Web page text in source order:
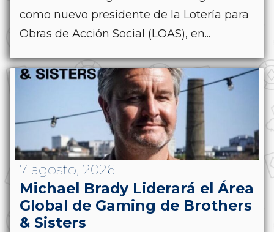
como nuevo presidente de la Lotería para
Obras de Acción Social (LOAS), en...
7 agosto, 2026
Michael Brady Liderará el Área
Global de Gaming de Brothers
& Sisters